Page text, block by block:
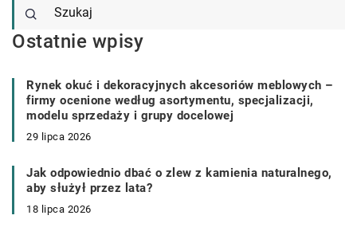
Ostatnie wpisy
Rynek okuć i dekoracyjnych akcesoriów meblowych –
firmy ocenione według asortymentu, specjalizacji,
modelu sprzedaży i grupy docelowej
29 lipca 2026
Jak odpowiednio dbać o zlew z kamienia naturalnego,
aby służył przez lata?
18 lipca 2026